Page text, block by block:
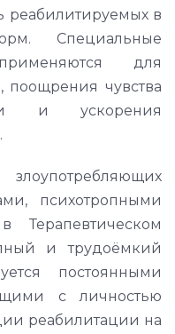
реабилитируемых в
Специальные
для
поощрения чувства
и ускорения
психотропными
Терапевтическом
и трудоёмкий
постоянными
с личностью
реабилитации на